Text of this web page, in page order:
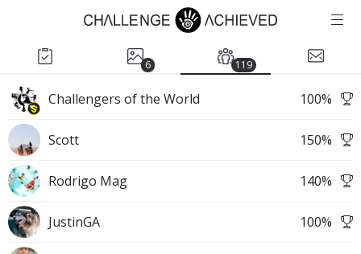
6 119
Challengers of the World 100%
Scott 150%
Rodrigo Mag 140%
JustinGA 100%